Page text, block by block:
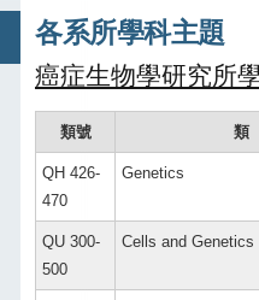
各系所學科主題
癌症生物學研究所
類號 類
QH 426-
470
Genetics
QU 300-
500
Cells and Genetics